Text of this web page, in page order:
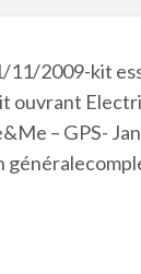
11/2009-kit
ouvrant
– GPS-